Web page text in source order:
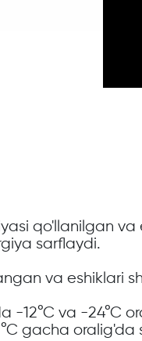
qo'llanilgan
sarflaydi.
va eshiklari
-12°C va -24°C
gacha